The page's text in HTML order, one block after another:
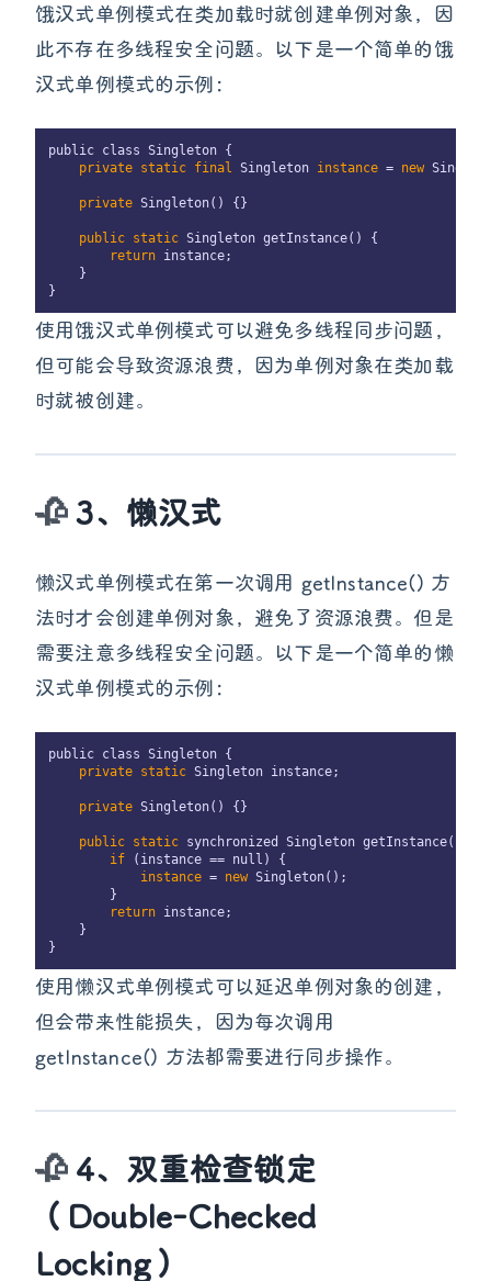
饿汉式单例模式在类加载时就创建单例对象，因
此不存在多线程安全问题。以下是一个简单的饿
汉式单例模式的示例：
public class Singleton {
private static final Singleton instance = new
private Singleton() {}
public static Singleton getInstance() {
return instance;
    }
使用饿汉式单例模式可以避免多线程同步问题，
但可能会导致资源浪费，因为单例对象在类加载
时就被创建。
3、懒汉式
懒汉式单例模式在第一次调用 getInstance() 方
法时才会创建单例对象，避免了资源浪费。但是
需要注意多线程安全问题。以下是一个简单的懒
汉式单例模式的示例：
public class Singleton {
private static Singleton instance;
private Singleton() {}
public static synchronized Singleton getInstance() {
if
(instance == null) {
instance = new Singleton();
        }
return instance;
    }
使用懒汉式单例模式可以延迟单例对象的创建，
但会带来性能损失，因为每次调用
getInstance() 方法都需要进行同步操作。
4、双重检查锁定
（Double-Checked
Locking）